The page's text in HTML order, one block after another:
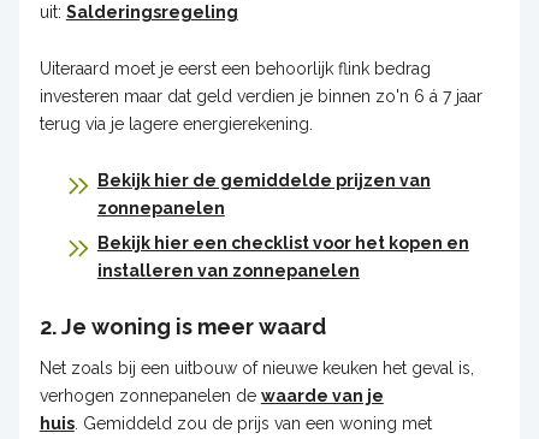
uit: Salderingsregeling
Uiteraard moet je eerst een behoorlijk flink bedrag
investeren maar dat geld verdien je binnen zo'n 6 á 7 jaar
terug via je lagere energierekening.
Bekijk hier de gemiddelde prijzen van
zonnepanelen
Bekijk hier een checklist voor het kopen en
installeren van zonnepanelen
2. Je woning is meer waard
Net zoals bij een uitbouw of nieuwe keuken het geval is,
verhogen zonnepanelen de waarde van je
huis. Gemiddeld zou de prijs van een woning met